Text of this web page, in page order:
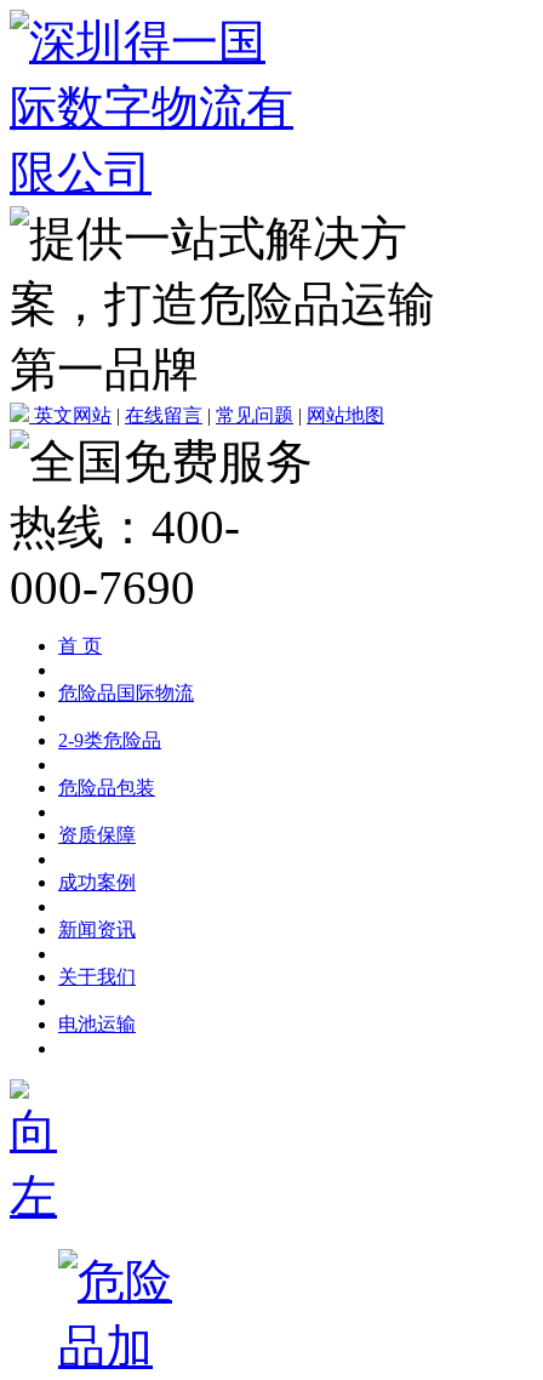
英文网站 | 在线留言 | 常见问题 | 网站地图
首 页
危险品国际物流
2-9类危险品
危险品包装
资质保障
成功案例
新闻资讯
关于我们
电池运输